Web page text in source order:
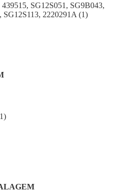
SG12S051, SG9B043,
SG12S113, 2220291A (1)